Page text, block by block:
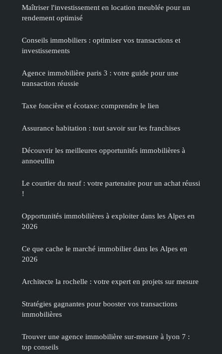
Maîtriser l'investissement en location meublée pour un
rendement optimisé
Conseils immobiliers : optimiser vos transactions et
investissements
Agence immobilière paris 3 : votre guide pour une
transaction réussie
Taxe foncière et écotaxe: comprendre le lien
Assurance habitation : tout savoir sur les franchises
Découvrir les meilleures opportunités immobilières à
annoeullin
Le courtier du neuf : votre partenaire pour un achat réussi
!
Opportunités immobilières à exploiter dans les Alpes en
2026
Ce que cache le marché immobilier dans les Alpes en
2026
Architecte la rochelle : votre expert en projets sur mesure
Stratégies gagnantes pour booster vos transactions
immobilières
Trouver une agence immobilière sur-mesure à lyon 7 :
top conseils